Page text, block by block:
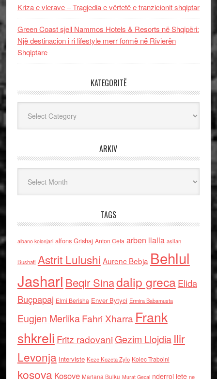
Kriza e vlerave – Tragjedia e vërtetë e tranzicionit shqiptar
Green Coast sjell Nammos Hotels & Resorts në Shqipëri:
Një destinacion i ri lifestyle merr formë në Rivierën
Shqiptare
KATEGORITË
ARKIV
TAGS
albano kolonjari alfons Grishaj Anton Cefa arben llalla asllan
Bushati Astrit Lulushi Aurenc Bebja Behlul
Jashari Beqir Sinadalip grecaElida
Buçpapaj Elmi Berisha Enver Bytyci Ermira Babamusta
Eugjen MerlikaFahri Xharra Frank
shkreli Fritz radovaniGezim Llojdia Ilir
Levonja Interviste Keze Kozeta Zylo Kolec Traboini
kosova Kosove Marjana Bulku Murat Gecaj nderroi jete ne